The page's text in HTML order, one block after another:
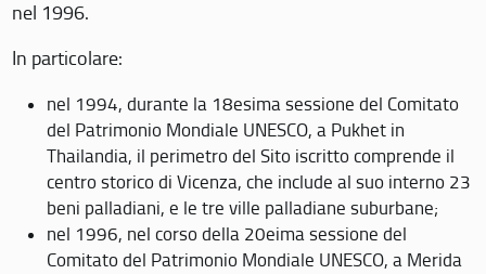
nel 1996.
In particolare:
nel 1994, durante la 18esima sessione del Comitato
del Patrimonio Mondiale UNESCO, a Pukhet in
Thailandia, il perimetro del Sito iscritto comprende il
centro storico di Vicenza, che include al suo interno 23
beni palladiani, e le tre ville palladiane suburbane;
nel 1996, nel corso della 20eima sessione del
Comitato del Patrimonio Mondiale UNESCO, a Merida